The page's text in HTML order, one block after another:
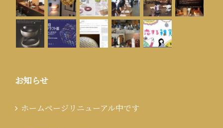
お知らせ
ホームページリニューアル中です